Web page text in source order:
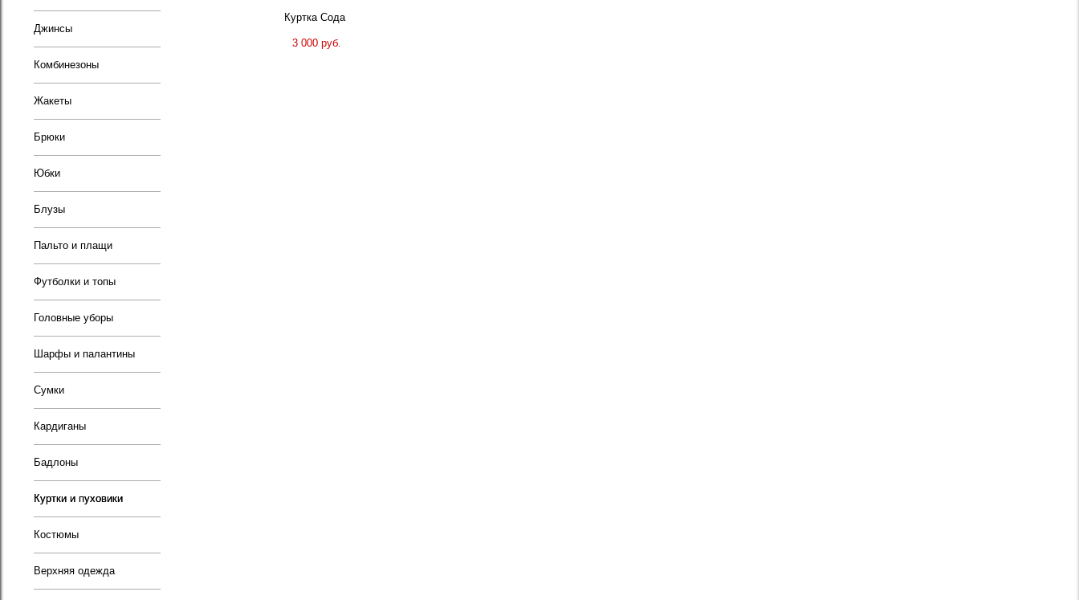
Джинсы
Комбинезоны
Жакеты
Брюки
Юбки
Блузы
Пальто и плащи
Футболки и топы
Головные уборы
Шарфы и палантины
Сумки
Кардиганы
Бадлоны
Куртки и пуховики
Костюмы
Верхняя одежда
Куртка Сода
3 000 руб.